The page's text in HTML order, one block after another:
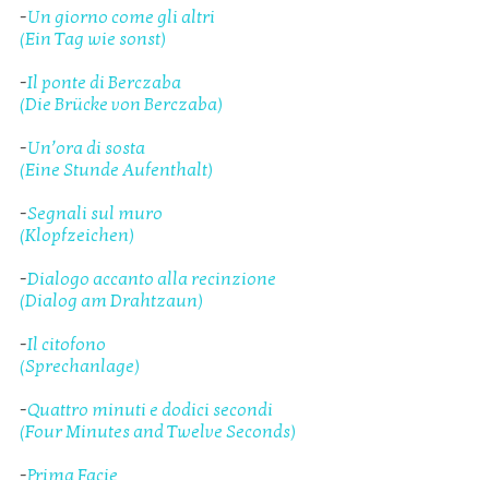
-Un giorno come gli altri
(Ein Tag wie sonst)
-Il ponte di Berczaba
(Die Brücke von Berczaba)
-Un’ora di sosta
(Eine Stunde Aufenthalt)
-Segnali sul muro
(Klopfzeichen)
-Dialogo accanto alla recinzione
(Dialog am Drahtzaun)
-Il citofono
(Sprechanlage)
-Quattro minuti e dodici secondi
(Four Minutes and Twelve Seconds)
-Prima Facie